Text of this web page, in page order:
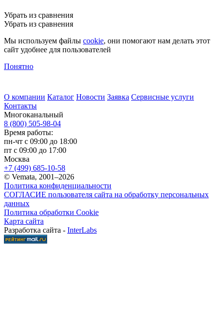
Убрать из сравнения
Убрать из сравнения
Мы используем файлы cookie, они помогают нам делать этот
сайт удобнее для пользователей
Понятно
О компании Каталог Новости Заявка Сервисные услуги
Контакты
Многоканальный
8 (800) 505-98-04
Время работы:
пн-чт с 09:00 до 18:00
пт с 09:00 до 17:00
Москва
+7 (499) 685-10-58
© Vemata, 2001–2026
Политика конфиденциальности
СОГЛАСИЕ пользователя сайта на обработку персональных
данных
Политика обработки Cookie
Карта сайта
Разработка сайта - InterLabs